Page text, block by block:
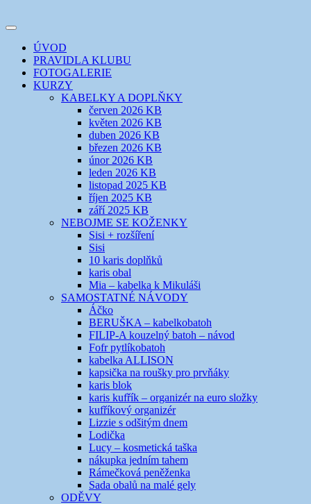
k
webuEVIKLUB
šicí klub
Toggle
navigation
ÚVOD
PRAVIDLA KLUBU
FOTOGALERIE
KURZY
KABELKY A DOPLŇKY
červen 2026 KB
květen 2026 KB
duben 2026 KB
březen 2026 KB
únor 2026 KB
leden 2026 KB
listopad 2025 KB
říjen 2025 KB
září 2025 KB
NEBOJME SE KOŽENKY
Sisi + rozšíření
Sisi
10 karis doplňků
karis obal
Mia – kabelka k Mikuláši
SAMOSTATNÉ NÁVODY
Áčko
BERUŠKA – kabelkobatoh
FILIP-A kouzelný batoh – návod
Fofr pytlíkobatoh
kabelka ALLISON
kapsička na roušky pro prvňáky
karis blok
karis kufřík – organizér na euro složky
kufříkový organizér
Lizzie s odšitým dnem
Lodička
Lucy – kosmetická taška
nákupka jedním tahem
Rámečková peněženka
Sada obalů na malé gely
ODĚVY